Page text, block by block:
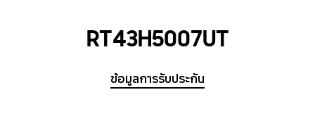
RT43H5007UT
ข้อมูลการรับประกัน